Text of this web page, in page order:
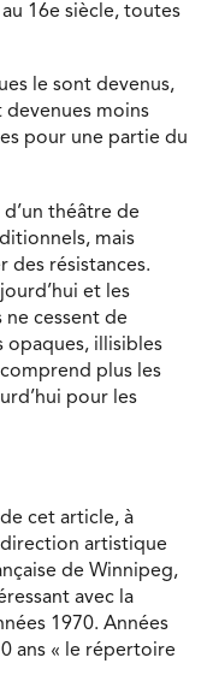
16e siècle, toutes
le sont devenus,
devenues moins
pour une partie du
théâtre de
mais
des résistances.
et les
ne cessent de
opaques, illisibles
plus les
pour les
cet article, à
direction artistique
de Winnipeg,
avec la
1970. Années
ans « le répertoire